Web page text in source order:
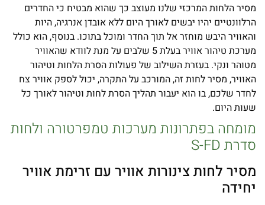
מסיר הלחות המרכזי שלנו מעוצב כך שהוא מבטיח כי החדרים
הרלוונטיים יהיו יבשים לאורך היום ללא אובדן אנרגיה, היות
והאוויר היבש מוחזר אל תוך החדר ומוכל בתוכו. בנוסף, הוא כולל
מערכת טיהור אוויר בעלת 5 שלבים על מנת לוודא שהאוויר
מטוהר ונקי. בעזרת השילוב של פעולות הסרת הלחות וטיהור
האוויר, מסיר לחות זה, המורכב על התקרה, יכול לספק אוויר צח
לחדר שלכם, בו הוא יעבור תהליך הסרת לחות וטיהור לאורך כל
שעות היום.
מומחה בפתרונות מערכות טמפרטורה ולחות
סדרת S-FD
מסיר לחות צינורות אוויר עם זרימת אוויר
יחידה